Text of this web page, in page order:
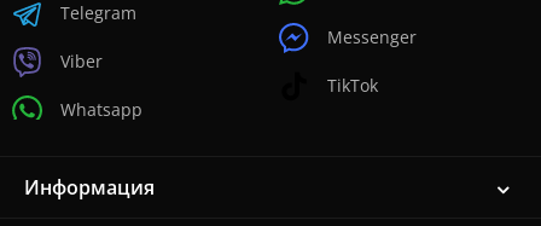
Telegram
Viber
Whatsapp
Messenger
TikTok
Информация